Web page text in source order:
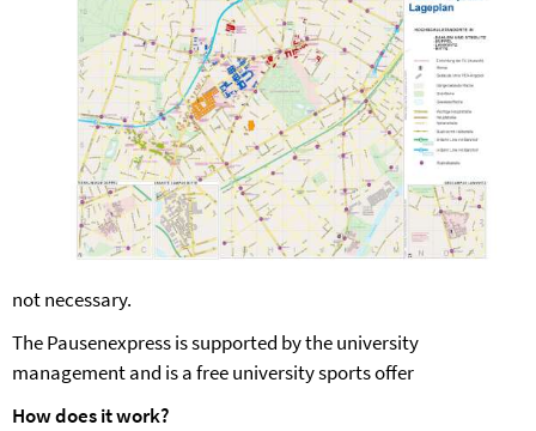
not necessary.
The Pausenexpress is supported by the university
management and is a free university sports offer
How does it work?